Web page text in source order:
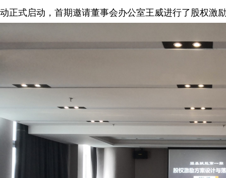
动正式启动，首期邀请董事会办公室王威进行了股权激